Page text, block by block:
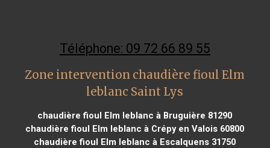
Téléphone: 09 72 66 89 55
Zone intervention chaudière fioul Elm
leblanc Saint Lys
chaudière fioul Elm leblanc à Bruguière 81290
chaudière fioul Elm leblanc à Crépy en Valois 60800
chaudière fioul Elm leblanc à Escalquens 31750